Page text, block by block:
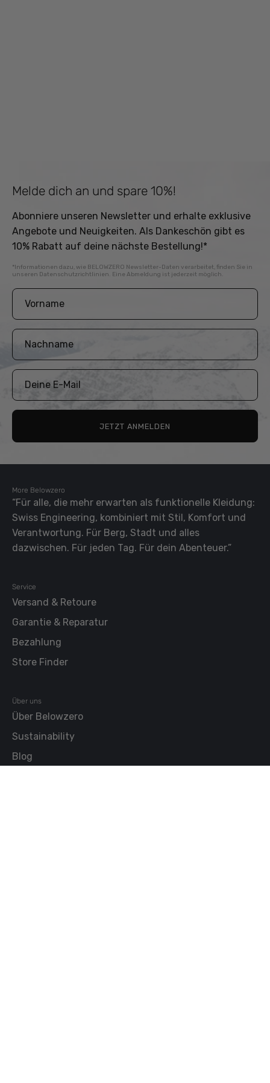
Melde dich an und spare 10%!
Abonniere unseren Newsletter und erhalte exklusive
Angebote und Neuigkeiten. Als Dankeschön gibt es
10% Rabatt auf deine nächste Bestellung!*
*Informationen dazu, wie BELOWZERO Newsletter-Daten verarbeitet, finden Sie in
unseren Datenschutzrichtlinien. Eine Abmeldung ist jederzeit möglich.
JETZT ANMELDEN
More Belowzero
“Für alle, die mehr erwarten als funktionelle Kleidung:
Swiss Engineering, kombiniert mit Stil, Komfort und
Verantwortung. Für Berg, Stadt und alles
dazwischen. Für jeden Tag. Für dein Abenteuer.”
Service
Versand & Retoure
Garantie & Reparatur
Bezahlung
Store Finder
Über uns
Über Belowzero
Sustainability
Blog